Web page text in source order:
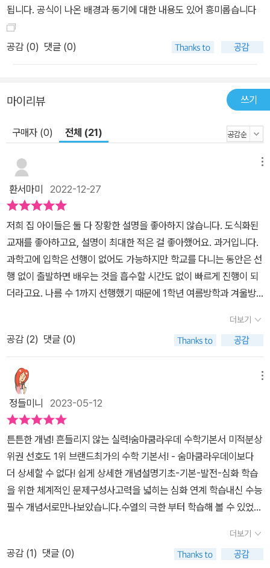
됩니다. 공식이 나온 배경과 동기에 대한 내용도 있어 흥미롭습니다
공감 (0) 댓글 (0)
마이리뷰 쓰기
구매자 (0) 전체 (21)
환서마미 2022-12-27
저희 집 아이들은 둘 다 장황한 설명을 좋아하지 않습니다. 도식화된
교재를 좋아하고요, 설명이 최대한 적은 걸 좋아했어요. 과거입니다.
과학고에 입학은 선행이 없어도 가능하지만 학교를 다니는 동안은 선
행 없이 출발하면 배우는 것을 흡수할 시간도 없이 빠르게 진행이 되
더라고요. 나름 수 1까지 선행했기 때문에 1학년 여름방학과 겨울방
다고?라는 생각이 들 정도로 진도가 빠르게 나가더라고요.1학년 2학
기 미적분의 미분까지 단원을 배웠고 2학년이 되면 바로 적분 수업이
이어진다고 하네요.아이는 방학하기 전에 숨마쿰라우데 수학기본서
준비를 부탁했습니다.앞서 말씀드렸다시피 장황한 설명의 교재를 좋
아하지 않았던 아이였는데 고등수학을 하면서 점점 심화 수학으로 갈
수록 이 교재의 진가를 발견하는듯합니다.상위권 선호도 1위 브랜드
최강의 수학 기본서라고 하는지 알 것 같았어요.숨마쿰라우데 수학기
본서 미적분 교재 리뷰 해보겠습니다.고등수학 미적분 차례를 이미
잘 알고 계시겠지만 다시 한번 언급해 봅니다.미적분은 공통과목은
아니고 수능 선택과목에 해당되는 과목입니다.수2에서 배운 내용을
심화 발전되는 내용이겠네요.수열의 극한수열의 극한급수미분법지수
함수와 로그함수의 미분삼각함수의 미분여러 가지 미분법도함수의
활용적분법부정적분정적분정적분의 활용이 책에서 사실은 눈여겨보
지 않았던 부분이었어요. 그런데 알고 보니 숨마쿰라우데 수학 기본
더보기
공감 (2) 댓글 (0)
정들미니 2023-05-12
튼튼한 개념! 흔들리지 않는 실력!숨마쿰라우데 수학기본서 미적분상
위권 선호도 1위 브랜드최가의 수학 기본서! - 숨마쿰라우데이보다
더 상세할 수 없다! 쉽게 상세한 개념설명기초-기본-발전-심화 학습
을 위한 체계적인 문제구성사고력을 넓히는 심화 연계 학습내신 수능
필수 개념서로만나보았습니다.수열의 극한 부터 학습해 볼 수 있었습
심만 콕콕 짚어 설명해 주고 있습니다.익혀야 할 부분 콕콕 짚어주고
있어서 여러번 반복학습하는데많은 도움이 되었습니다.그리고 글로
더보기
공감 (1) 댓글 (0)